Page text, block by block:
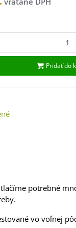
Pridať do
potrebné
vo voľnej